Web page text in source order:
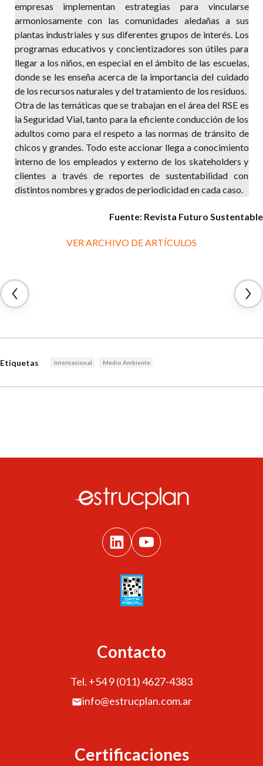
empresas implementan estrategias para vincularse
armoniosamente con las comunidades aledañas a sus
plantas industriales y sus diferentes grupos de interés. Los
programas educativos y concientizadores son útiles para
llegar a los niños, en especial en el ámbito de las escuelas,
donde se les enseña acerca de la importancia del cuidado
de los recursos naturales y del tratamiento de los residuos.
Otra de las temáticas que se trabajan en el área del RSE es
la Seguridad Vial, tanto para la eficiente conducción de los
adultos como para el respeto a las normas de tránsito de
chicos y grandes. Todo este accionar llega a conocimiento
interno de los empleados y externo de los skateholders y
clientes a través de reportes de sustentabilidad con
distintos nombres y grados de periodicidad en cada caso.
Fuente: Revista Futuro Sustentable
VER ARCHIVO DE ARTÍCULOS
Etiquetas Internacional Medio Ambiente
Contacto
Tel. +54 9 (011) 4627-4383
info@estrucplan.com.ar
Certificaciones